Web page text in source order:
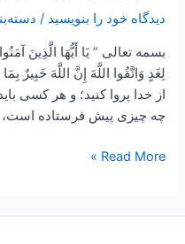
دیدگاه‌ خود را بنویسید /
بسمه تعالی ” يَا أَيُّهَا الَّذِينَ
لِغَدٍ وَاتَّقُوا اللَّهَ إِنَّ اللَّهَ خَبِيرٌ
از خدا پروا کنید؛ و هر کسی
چه چیزی پیش فرستاده است، و
Read More »